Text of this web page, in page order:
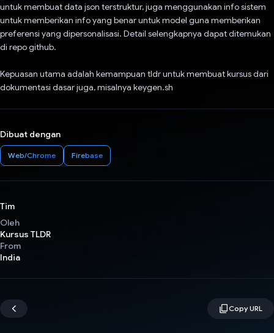
untuk membuat data json terstruktur, juga menggunakan info sistem
untuk memberikan info yang benar untuk model guna memberikan
preferensi yang dipersonalisasi. Detail selengkapnya dapat ditemukan
di repo github.
Kepuasan utama adalah kemampuan tldr untuk membuat kursus dari
dokumentasi dasar juga, misalnya keygen.sh
Dibuat dengan
Web/Chrome Firebase
Tim
Oleh
Kursus TLDR
From
India